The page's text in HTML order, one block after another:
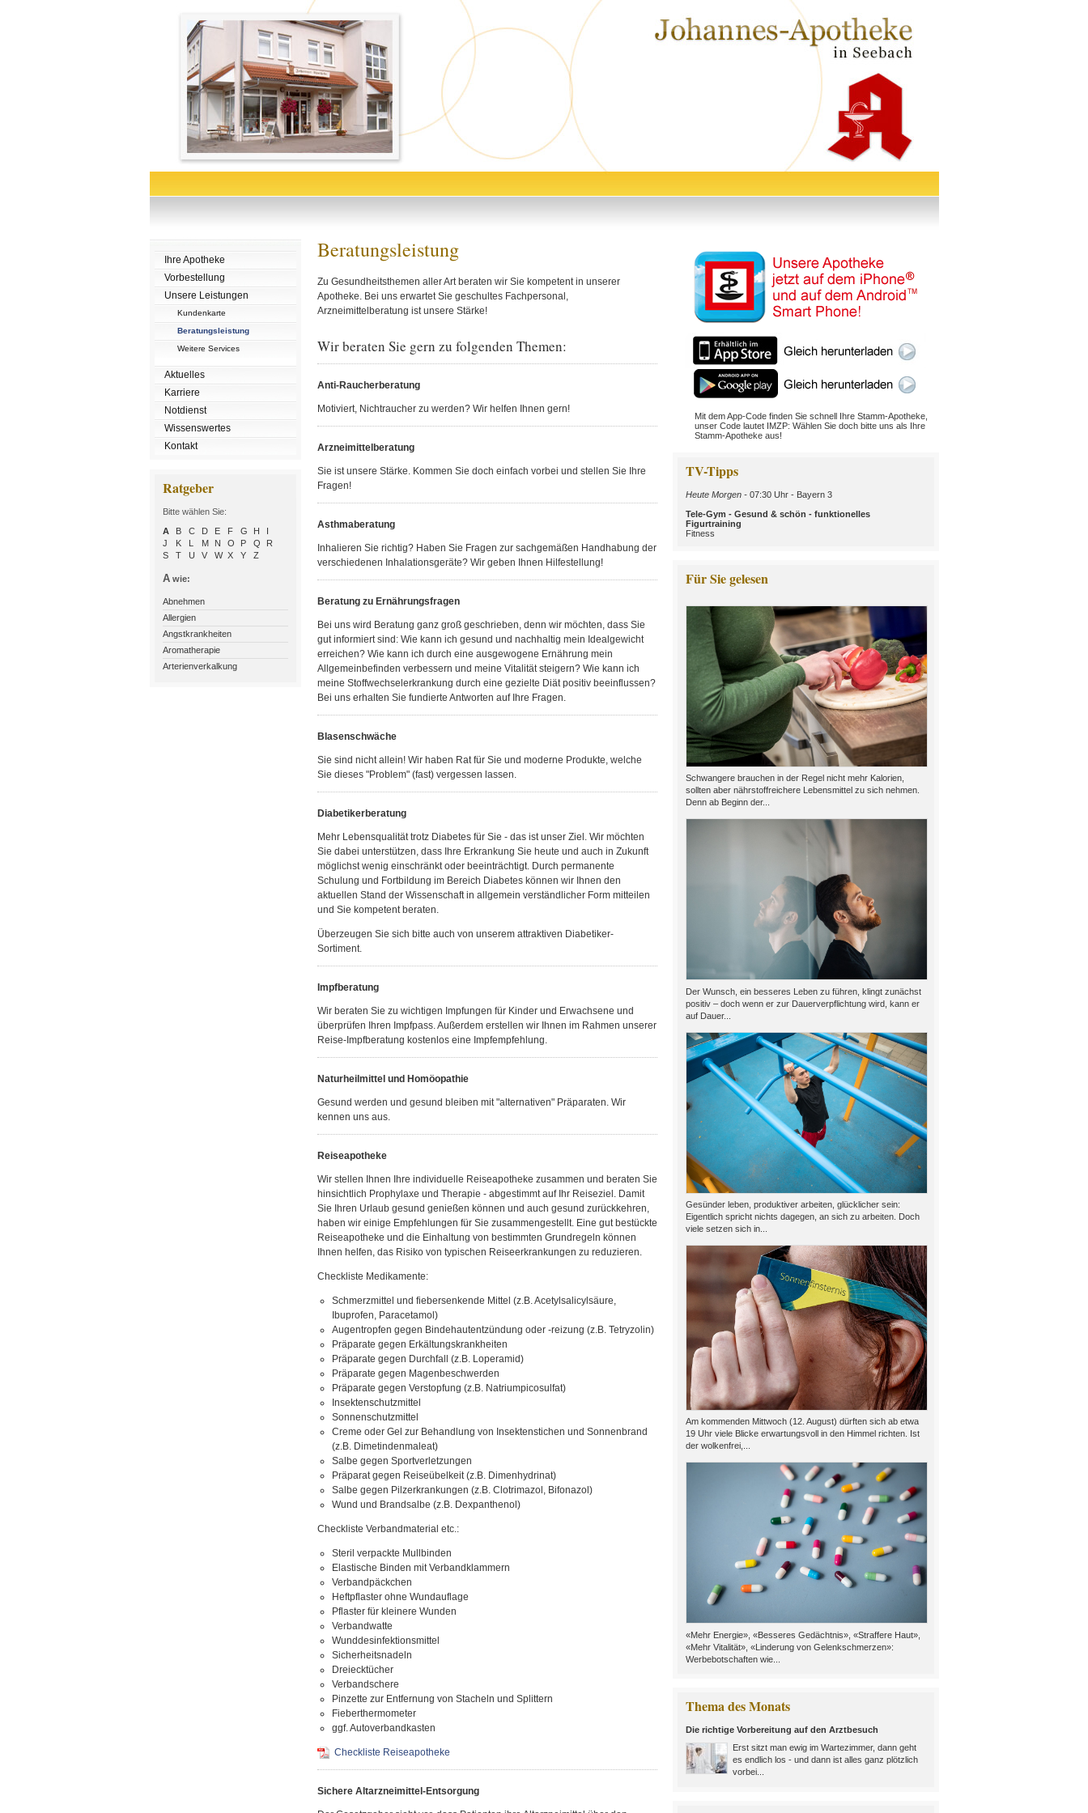
Ihre Apotheke
Vorbestellung
Unsere Leistungen
Kundenkarte
Beratungsleistung
Weitere Services
Aktuelles
Karriere
Notdienst
Wissenswertes
Kontakt
Ratgeber
Bitte wählen Sie:
A
B C D E F G H
I
J
K L M N O P Q
R
S
T U V W X Y Z
Awie:
Abnehmen
Allergien
Angstkrankheiten
Aromatherapie
Arterienverkalkung
Beratungsleistung
Zu Gesundheitsthemen aller Art beraten wir Sie kompetent in unserer
Apotheke. Bei uns erwartet Sie geschultes Fachpersonal,
Arzneimittelberatung ist unsere Stärke!
Wir beraten Sie gern zu folgenden Themen:
Anti-Raucherberatung
Motiviert, Nichtraucher zu werden? Wir helfen Ihnen gern!
Arzneimittelberatung
Sie ist unsere Stärke. Kommen Sie doch einfach vorbei und stellen Sie Ihre
Fragen!
Asthmaberatung
Inhalieren Sie richtig? Haben Sie Fragen zur sachgemäßen Handhabung der
verschiedenen Inhalationsgeräte? Wir geben Ihnen Hilfestellung!
Beratung zu Ernährungsfragen
Bei uns wird Beratung ganz groß geschrieben, denn wir möchten, dass Sie
gut informiert sind: Wie kann ich gesund und nachhaltig mein Idealgewicht
erreichen? Wie kann ich durch eine ausgewogene Ernährung mein
Allgemeinbefinden verbessern und meine Vitalität steigern? Wie kann ich
meine Stoffwechselerkrankung durch eine gezielte Diät positiv beeinflussen?
Bei uns erhalten Sie fundierte Antworten auf Ihre Fragen.
Blasenschwäche
Sie sind nicht allein! Wir haben Rat für Sie und moderne Produkte, welche
Sie dieses "Problem" (fast) vergessen lassen.
Diabetikerberatung
Mehr Lebensqualität trotz Diabetes für Sie - das ist unser Ziel. Wir möchten
Sie dabei unterstützen, dass Ihre Erkrankung Sie heute und auch in Zukunft
möglichst wenig einschränkt oder beeinträchtigt. Durch permanente
Schulung und Fortbildung im Bereich Diabetes können wir Ihnen den
aktuellen Stand der Wissenschaft in allgemein verständlicher Form mitteilen
und Sie kompetent beraten.
Überzeugen Sie sich bitte auch von unserem attraktiven Diabetiker-
Sortiment.
Impfberatung
Wir beraten Sie zu wichtigen Impfungen für Kinder und Erwachsene und
überprüfen Ihren Impfpass. Außerdem erstellen wir Ihnen im Rahmen unserer
Reise-Impfberatung kostenlos eine Impfempfehlung.
Naturheilmittel und Homöopathie
Gesund werden und gesund bleiben mit "alternativen" Präparaten. Wir
kennen uns aus.
Reiseapotheke
Wir stellen Ihnen Ihre individuelle Reiseapotheke zusammen und beraten Sie
hinsichtlich Prophylaxe und Therapie - abgestimmt auf Ihr Reiseziel. Damit
Sie Ihren Urlaub gesund genießen können und auch gesund zurückkehren,
haben wir einige Empfehlungen für Sie zusammengestellt. Eine gut bestückte
Reiseapotheke und die Einhaltung von bestimmten Grundregeln können
Ihnen helfen, das Risiko von typischen Reiseerkrankungen zu reduzieren.
Checkliste Medikamente:
Schmerzmittel und fiebersenkende Mittel (z.B. Acetylsalicylsäure,
Ibuprofen, Paracetamol)
Augentropfen gegen Bindehautentzündung oder -reizung (z.B. Tetryzolin)
Präparate gegen Erkältungskrankheiten
Präparate gegen Durchfall (z.B. Loperamid)
Präparate gegen Magenbeschwerden
Präparate gegen Verstopfung (z.B. Natriumpicosulfat)
Insektenschutzmittel
Sonnenschutzmittel
Creme oder Gel zur Behandlung von Insektenstichen und Sonnenbrand
(z.B. Dimetindenmaleat)
Salbe gegen Sportverletzungen
Präparat gegen Reiseübelkeit (z.B. Dimenhydrinat)
Salbe gegen Pilzerkrankungen (z.B. Clotrimazol, Bifonazol)
Wund und Brandsalbe (z.B. Dexpanthenol)
Checkliste Verbandmaterial etc.:
Steril verpackte Mullbinden
Elastische Binden mit Verbandklammern
Verbandpäckchen
Heftpflaster ohne Wundauflage
Pflaster für kleinere Wunden
Verbandwatte
Wunddesinfektionsmittel
Sicherheitsnadeln
Dreiecktücher
Verbandschere
Pinzette zur Entfernung von Stacheln und Splittern
Fieberthermometer
ggf. Autoverbandkasten
Checkliste Reiseapotheke
Sichere Altarzneimittel-Entsorgung
Mit dem App-Code finden Sie schnell Ihre Stamm-Apotheke,
unser Code lautet IMZP: Wählen Sie doch bitte uns als Ihre
Stamm-Apotheke aus!
TV-Tipps
Heute Morgen -07:30 Uhr - Bayern 3
Tele-Gym - Gesund & schön - funktionelles
Figurtraining
Fitness
Für Sie gelesen
Schwangere brauchen in der Regel nicht mehr Kalorien,
sollten aber nährstoffreichere Lebensmittel zu sich nehmen.
Denn ab Beginn der...
Der Wunsch, ein besseres Leben zu führen, klingt zunächst
positiv – doch wenn er zur Dauerverpflichtung wird, kann er
auf Dauer...
Gesünder leben, produktiver arbeiten, glücklicher sein:
Eigentlich spricht nichts dagegen, an sich zu arbeiten. Doch
viele setzen sich in...
Am kommenden Mittwoch (12. August) dürften sich ab etwa
19 Uhr viele Blicke erwartungsvoll in den Himmel richten. Ist
der wolkenfrei,...
«Mehr Energie», «Besseres Gedächtnis», «Straffere Haut»,
«Mehr Vitalität», «Linderung von Gelenkschmerzen»:
Werbebotschaften wie...
Thema des Monats
Die richtige Vorbereitung auf den Arztbesuch
Erst sitzt man ewig im Wartezimmer, dann geht
es endlich los - und dann ist alles ganz plötzlich
vorbei...